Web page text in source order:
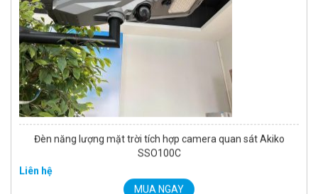
Đèn năng lượng mặt trời tích hợp camera quan sát Akiko
SSO100C